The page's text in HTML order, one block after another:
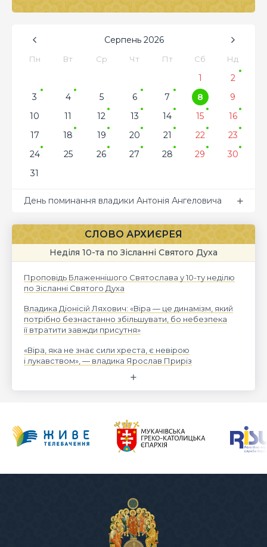
Серпень 2026
Пн Вт Ср Чт Пт Сб Нд
1
2
3
4 5 6 7 8
9
10
11 12 13 14 15
16
17
18 19 20 21 22
23
24
25 26 27 28 29
30
31
День поминання владики Антонія Ангеловича
СЛОВО АРХИЄРЕЯ
Неділя 10-та по Зісланні Святого Духа
Проповідь Блаженнішого Святослава у 10-ту неділю
по Зісланні Святого Духа
Владика Діонісій Ляхович: «Віра — це динамізм, який
потрібно безнастанно збільшувати, бо небезпека
її втратити завжди присутня»
«Віра, яка не знає сили хреста, є невірою
і лукавством», — владика Ярослав Приріз